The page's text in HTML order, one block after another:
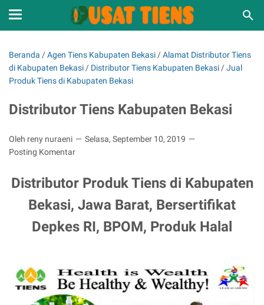
Beranda /Agen Tiens Kabupaten Bekasi /Alamat Distributor Tiens
di Kabupaten Bekasi / Distributor Tiens Kabupaten Bekasi /Jual
Produk Tiens di Kabupaten Bekasi
Distributor Tiens Kabupaten Bekasi
Oleh reny nuraeni
Selasa, September 10, 2019
Posting Komentar
Distributor Produk Tiens di Kabupaten
Bekasi, Jawa Barat, Bersertifikat
Depkes RI, BPOM, Produk Halal